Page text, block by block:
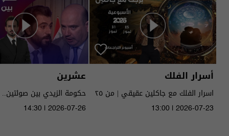
أسرار الفلك
اسرار الفلك مع جاكلين عقيقي | من ٢٥
الى ٣١ تموز ٢٠٢٦ | 2026
13:00 | 2026-07-23
عشرين
حكومة الزيدي بين
14:30 | 2026-07-26